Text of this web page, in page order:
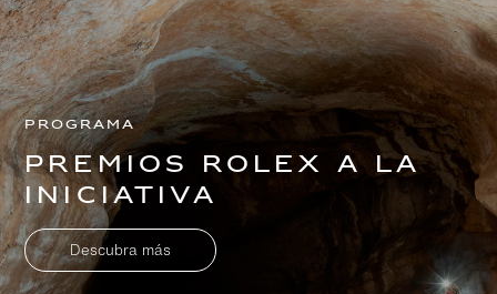
Programa
Premios Rolex a la
Iniciativa
Descubra más